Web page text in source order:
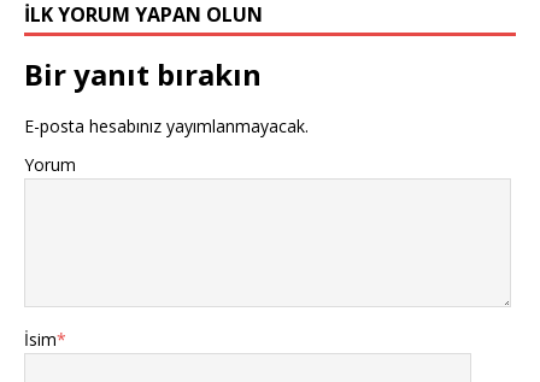
İLK YORUM YAPAN OLUN
Bir yanıt bırakın
E-posta hesabınız yayımlanmayacak.
Yorum
İsim*